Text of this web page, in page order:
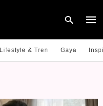
Lifestyle & Tren Gaya